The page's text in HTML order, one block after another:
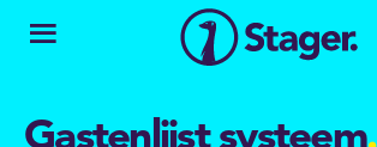
Gastenlijst systeem.